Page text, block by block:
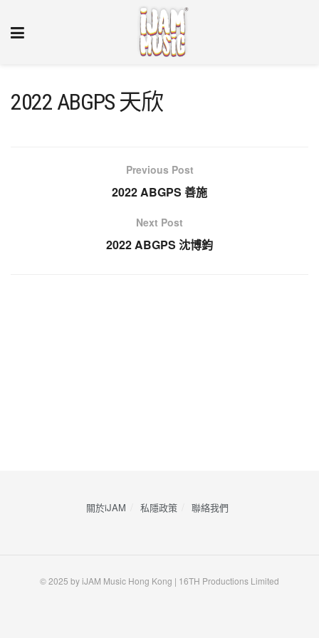
2022 ABGPS 天欣
Previous Post
2022 ABGPS 善施
Next Post
2022 ABGPS 沈博鈞
關於iJAM 私隱政策 ​聯絡我們
© 2025 by iJAM Music Hong Kong | 16TH Productions Limited